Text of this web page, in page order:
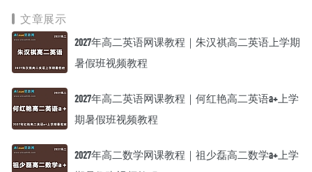
文章展示
2027年高二英语网课教程｜朱汉祺高二英语上学期
暑假班视频教程
2027年高二英语网课教程｜何红艳高二英语a+上学
期暑假班视频教程
2027年高二数学网课教程｜祖少磊高二数学a+上学